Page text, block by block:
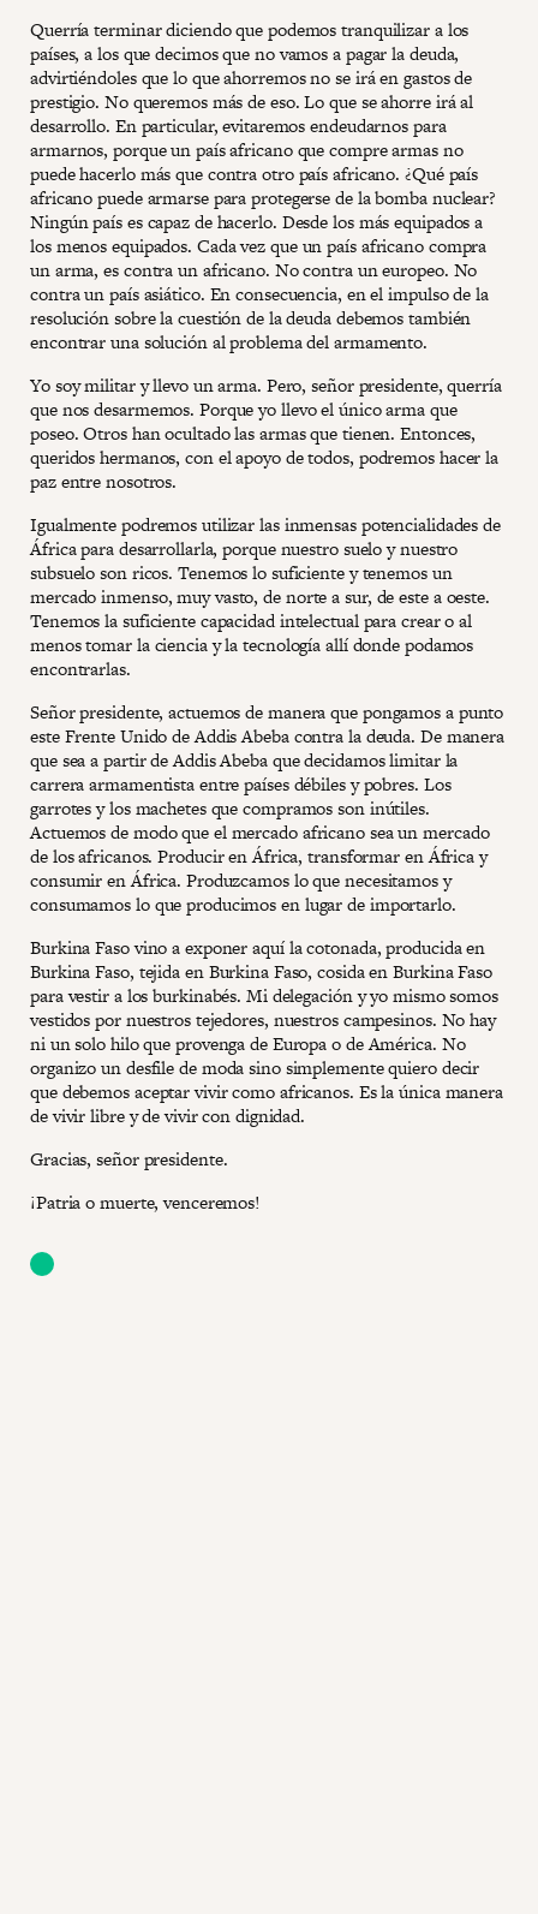
Querría terminar diciendo que podemos tranquilizar a los
países, a los que decimos que no vamos a pagar la deuda,
advirtiéndoles que lo que ahorremos no se irá en gastos de
prestigio. No queremos más de eso. Lo que se ahorre irá al
desarrollo. En particular, evitaremos endeudarnos para
armarnos, porque un país africano que compre armas no
puede hacerlo más que contra otro país africano. ¿Qué país
africano puede armarse para protegerse de la bomba nuclear?
Ningún país es capaz de hacerlo. Desde los más equipados a
los menos equipados. Cada vez que un país africano compra
un arma, es contra un africano. No contra un europeo. No
contra un país asiático. En consecuencia, en el impulso de la
resolución sobre la cuestión de la deuda debemos también
encontrar una solución al problema del armamento.
Yo soy militar y llevo un arma. Pero, señor presidente, querría
que nos desarmemos. Porque yo llevo el único arma que
poseo. Otros han ocultado las armas que tienen. Entonces,
queridos hermanos, con el apoyo de todos, podremos hacer la
paz entre nosotros.
Igualmente podremos utilizar las inmensas potencialidades de
África para desarrollarla, porque nuestro suelo y nuestro
subsuelo son ricos. Tenemos lo suficiente y tenemos un
mercado inmenso, muy vasto, de norte a sur, de este a oeste.
Tenemos la suficiente capacidad intelectual para crear o al
menos tomar la ciencia y la tecnología allí donde podamos
encontrarlas.
Señor presidente, actuemos de manera que pongamos a punto
este Frente Unido de Addis Abeba contra la deuda. De manera
que sea a partir de Addis Abeba que decidamos limitar la
carrera armamentista entre países débiles y pobres. Los
garrotes y los machetes que compramos son inútiles.
Actuemos de modo que el mercado africano sea un mercado
de los africanos. Producir en África, transformar en África y
consumir en África. Produzcamos lo que necesitamos y
consumamos lo que producimos en lugar de importarlo.
Burkina Faso vino a exponer aquí la cotonada, producida en
Burkina Faso, tejida en Burkina Faso, cosida en Burkina Faso
para vestir a los burkinabés. Mi delegación y yo mismo somos
vestidos por nuestros tejedores, nuestros campesinos. No hay
ni un solo hilo que provenga de Europa o de América. No
organizo un desfile de moda sino simplemente quiero decir
que debemos aceptar vivir como africanos. Es la única manera
de vivir libre y de vivir con dignidad.
Gracias, señor presidente.
¡Patria o muerte, venceremos!